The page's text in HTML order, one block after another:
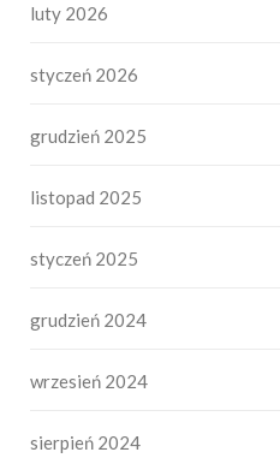
luty 2026
styczeń 2026
grudzień 2025
listopad 2025
styczeń 2025
grudzień 2024
wrzesień 2024
sierpień 2024